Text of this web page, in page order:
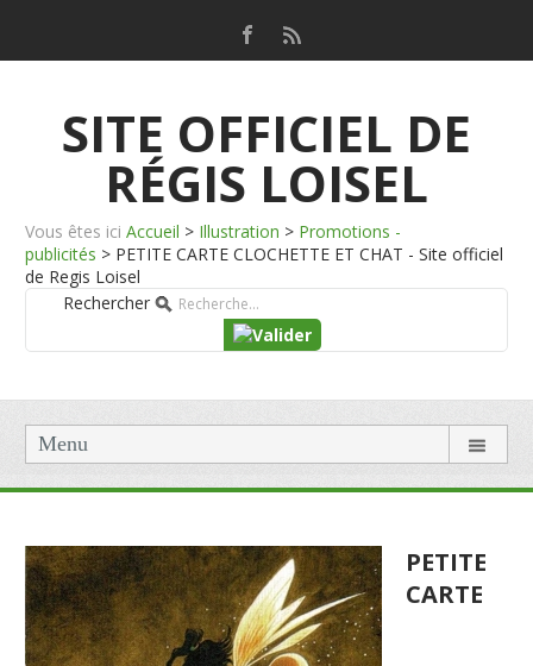
SITE OFFICIEL DE
RÉGIS LOISEL
Vous êtes ici Accueil > Illustration > Promotions -
publicités > PETITE CARTE CLOCHETTE ET CHAT - Site officiel
de Regis Loisel
Rechercher
Menu
PETITE
CARTE